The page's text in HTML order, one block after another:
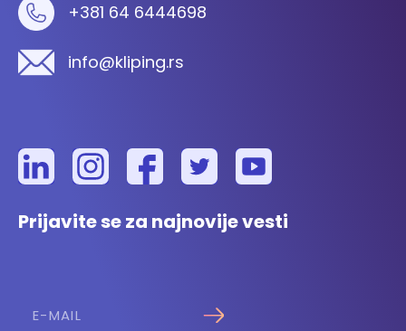
+381 64 6444698
info@kliping.rs
Prijavite se za najnovije vesti